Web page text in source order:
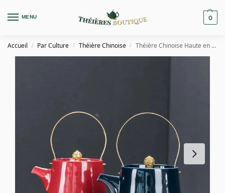
MENU 0
Accueil / Par Culture / Théière Chinoise / Théière Chinoise Haute en Porcelaine 300ML